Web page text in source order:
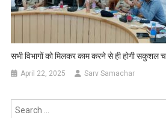
सभी विभागों को मिलकर काम करने से ही होगी सकुशल
April 22, 2025 Sarv Samachar